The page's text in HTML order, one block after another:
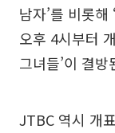
남자’를 비롯
오후 4시부터
그녀들’이 결방
JTBC 역시 개